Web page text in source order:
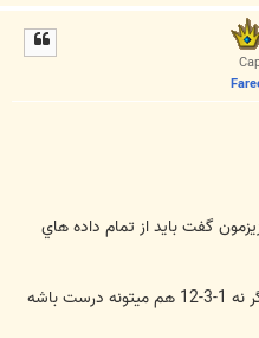
ا
گفت بايد از تمام داده هاي
چون معما بايد يه جواب داشته باشه . وگر نه 1-3-12 هم ميتونه درست باشه